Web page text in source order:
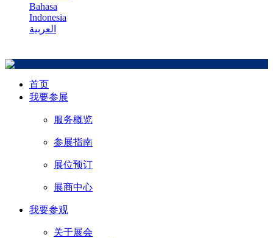
Bahasa
Indonesia
العربية
首页
我要参展
服务概览
参展指南
展位预订
展商中心
我要参观
关于展会